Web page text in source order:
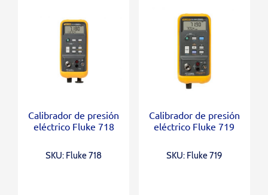
Calibrador de presión
eléctrico Fluke 718
SKU: Fluke 718
Calibrador de presión
eléctrico Fluke 719
SKU: Fluke 719